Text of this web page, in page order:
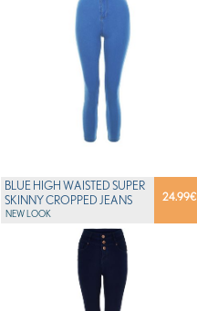
24.99€
BLUE HIGH WAISTED SUPER
SKINNY CROPPED JEANS
NEW LOOK